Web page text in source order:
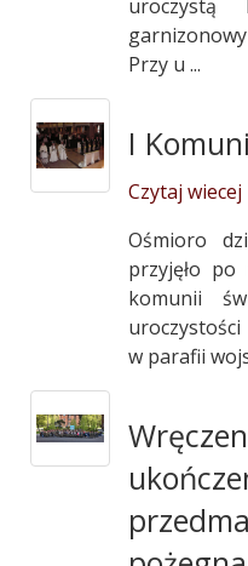
Przy u ...
I
Czytaj wiecej
Ośmioro
przyjęło
komunii
w parafii